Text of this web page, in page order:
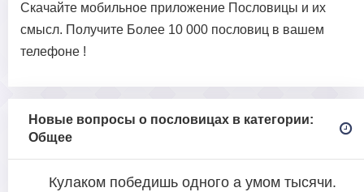
Скачайте мобильное приложение Пословицы и их
смысл. Получите Более 10 000 пословиц в вашем
телефоне !
Новые вопросы о пословицах в категории:
Общее
Кулаком победишь одного а умом тысячи.